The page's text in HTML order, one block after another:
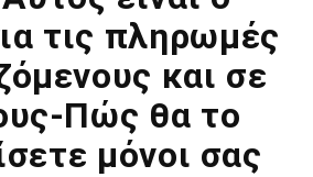
τις πληρωμές
και σε
Πώς θα το
μόνοι σας